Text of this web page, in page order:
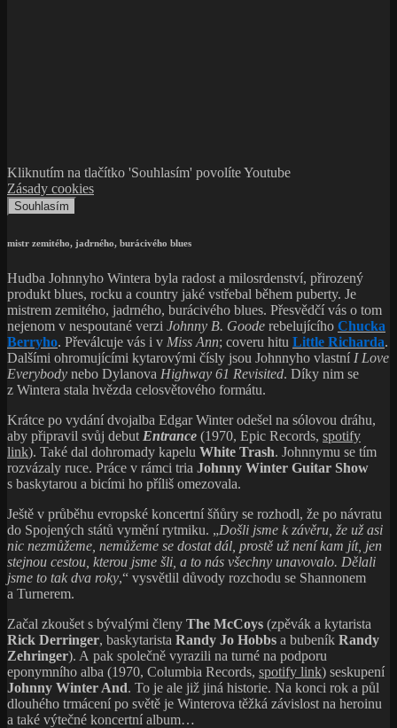
Kliknutím na tlačítko 'Souhlasím' povolíte Youtube
Zásady cookies
Souhlasím
mistr zemitého, jadrného, burácivého blues
Hudba Johnnyho Wintera byla radost a milosrdenství, přirozený
produkt blues, rocku a country jaké vstřebal během puberty. Je
mistrem zemitého, jadrného, burácivého blues. Přesvědčí vás o tom
nejenom v nespoutané verzi Johnny B. Goode rebelujícího Chucka
Berryho. Převálcuje vás i v Miss Ann; coveru hitu Little Richarda.
Dalšími ohromujícími kytarovými čísly jsou Johnnyho vlastní I Love
Everybody nebo Dylanova Highway 61 Revisited. Díky nim se
z Wintera stala hvězda celosvětového formátu.
Krátce po vydání dvojalba Edgar Winter odešel na sólovou dráhu,
aby připravil svůj debut Entrance (1970, Epic Records, spotify
link). Také dal dohromady kapelu White Trash. Johnnymu se tím
rozvázaly ruce. Práce v rámci tria Johnny Winter Guitar Show
s baskytarou a bicími ho příliš omezovala.
Ještě v průběhu evropské koncertní šňůry se rozhodl, že po návratu
do Spojených států vymění rytmiku. „Došli jsme k závěru, že už asi
nic nezmůžeme, nemůžeme se dostat dál, prostě už není kam jít, jen
stejnou cestou, kterou jsme šli, a to nás všechny unavovalo. Dělali
jsme to tak dva roky,“ vysvětlil důvody rozchodu se Shannonem
a Turnerem.
Začal zkoušet s bývalými členy The McCoys (zpěvák a kytarista
Rick Derringer, baskytarista Randy Jo Hobbs a bubeník Randy
Zehringer). A pak společně vyrazili na turné na podporu
eponymního alba (1970, Columbia Records, spotify link) seskupení
Johnny Winter And. To je ale již jiná historie. Na konci rok a půl
dlouhého trmácení po světě je Winterova těžká závislost na heroinu
a také výtečné koncertní album…